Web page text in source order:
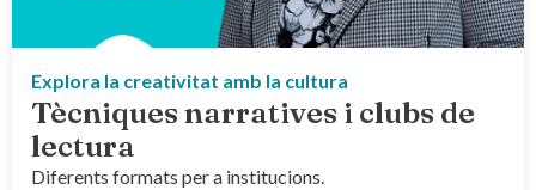
Explora la creativitat amb la cultura
Tècniques narratives i clubs de
lectura
Diferents formats per a institucions.